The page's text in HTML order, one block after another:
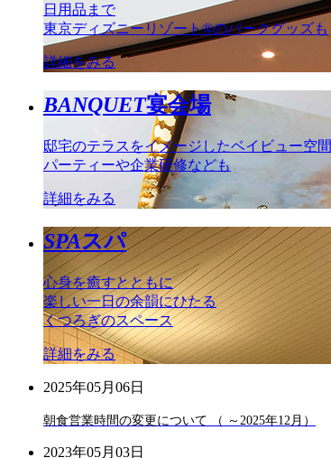
日用品まで
東京ディズニーリゾート®のパークグッズも
詳細をみる
BANQUET宴会場
邸宅のテラスをイメージしたベイビュー空間
パーティーや企業研修なども
詳細をみる
SPAスパ
心身を癒すとともに
楽しい一日の余韻にひたる
くつろぎのスペース
詳細をみる
2025年05月06日
朝食営業時間の変更について （ ～2025年12月）
2023年05月03日